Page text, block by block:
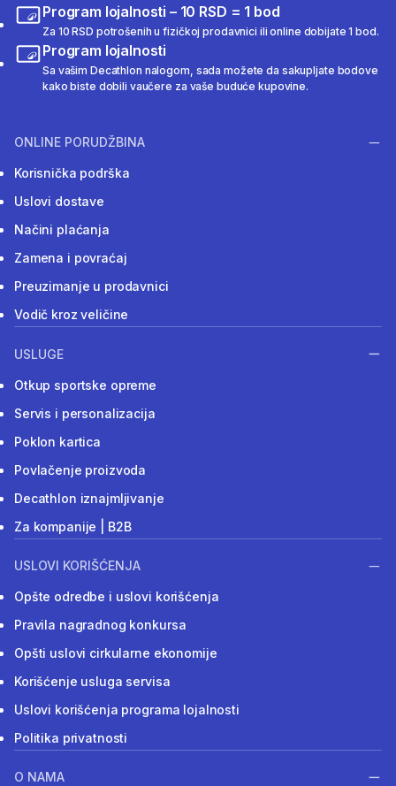
Program lojalnosti – 10 RSD = 1 bod
Za 10 RSD potrošenih u fizičkoj prodavnici ili online dobijate 1 bod.
Program lojalnosti
Sa vašim Decathlon nalogom, sada možete da sakupljate bodove
kako biste dobili vaučere za vaše buduće kupovine.
ONLINE PORUDŽBINA
Korisnička podrška
Uslovi dostave
Načini plaćanja
Zamena i povraćaj
Preuzimanje u prodavnici
Vodič kroz veličine
USLUGE
Otkup sportske opreme
Servis i personalizacija
Poklon kartica
Povlačenje proizvoda
Decathlon iznajmljivanje
Za kompanije | B2B
USLOVI KORIŠĆENJA
Opšte odredbe i uslovi korišćenja
Pravila nagradnog konkursa
Opšti uslovi cirkularne ekonomije
Korišćenje usluga servisa
Uslovi korišćenja programa lojalnosti
Politika privatnosti
O NAMA